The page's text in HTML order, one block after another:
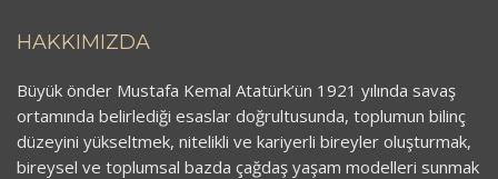
HAKKIMIZDA
Büyük önder Mustafa Kemal Atatürk’ün 1921 yılında savaş
ortamında belirlediği esaslar doğrultusunda, toplumun bilinç
düzeyini yükseltmek, nitelikli ve kariyerli bireyler oluşturmak,
bireysel ve toplumsal bazda çağdaş yaşam modelleri sunmak